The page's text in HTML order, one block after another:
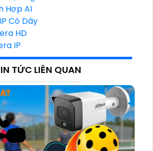
Hợp AI
Có Dây
HD
IP
TỨC LIÊN QUAN